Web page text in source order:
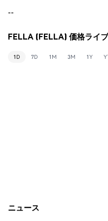
--
FELLA (FELLA) 価格ライ
1D 7D 1M 3M 1Y
ニュース